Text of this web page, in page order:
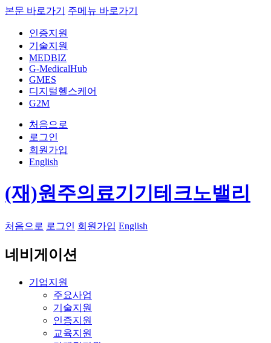
본문 바로가기 주메뉴 바로가기
인증지원
기술지원
MEDBIZ
G-MedicalHub
GMES
디지털헬스케어
G2M
처음으로
로그인
회원가입
English
(재)원주의료기기테크노밸리
처음으로 로그인 회원가입 English
네비게이션
기업지원
주요사업
기술지원
인증지원
교육지원